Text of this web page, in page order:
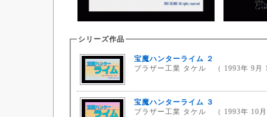
シリーズ作品
宝魔ハンターライム ２
ブラザー工業 タケル （ 1993年 9月
宝魔ハンターライム ３
ブラザー工業 タケル （ 1993年 10